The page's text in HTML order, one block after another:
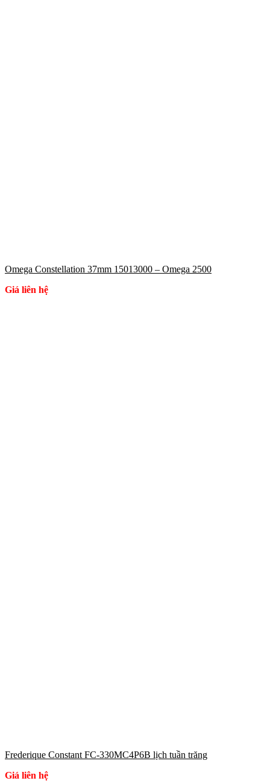
Omega Constellation 37mm 15013000 – Omega 2500
Giá liên hệ
Frederique Constant FC-330MC4P6B lịch tuần trăng
Giá liên hệ